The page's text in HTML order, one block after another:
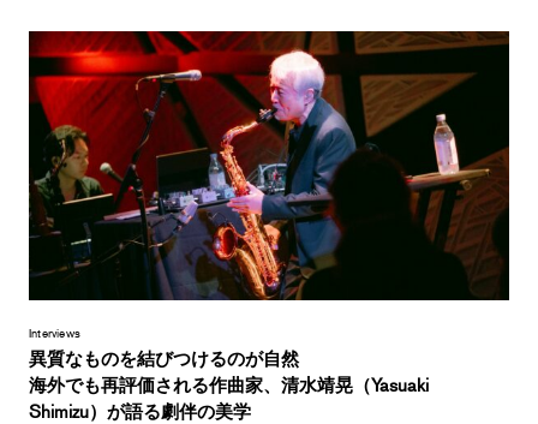
Interviews
異質なものを結びつけるのが自然
海外でも再評価される作曲家、清水靖晃（Yasuaki
Shimizu）が語る劇伴の美学